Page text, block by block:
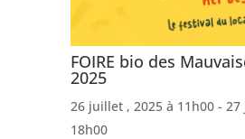
FOIRE bio des
2025
26 juillet , 2025 à 11h00 - 27
18h00